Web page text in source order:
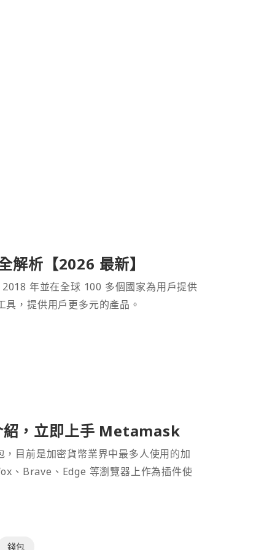
析【2026 最新】
年並在全球 100 多個國家為用戶提供
，提供用戶更多元的產品。
，立即上手 Metamask
目前是加密貨幣業界中最多人使用的加
、Brave、Edge 等瀏覽器上作為插件使
錢包